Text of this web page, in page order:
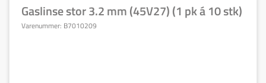
Gaslinse stor 3.2 mm (45V27) (1 pk á 10 stk)
Varenummer: B7010209